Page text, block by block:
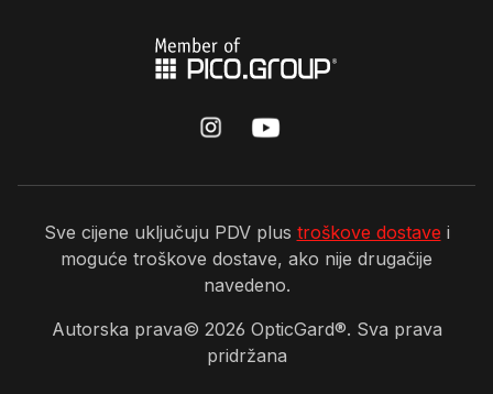
Sve cijene uključuju PDV plus troškove dostave i
moguće troškove dostave, ako nije drugačije
navedeno.
Autorska prava© 2026 OpticGard®. Sva prava
pridržana